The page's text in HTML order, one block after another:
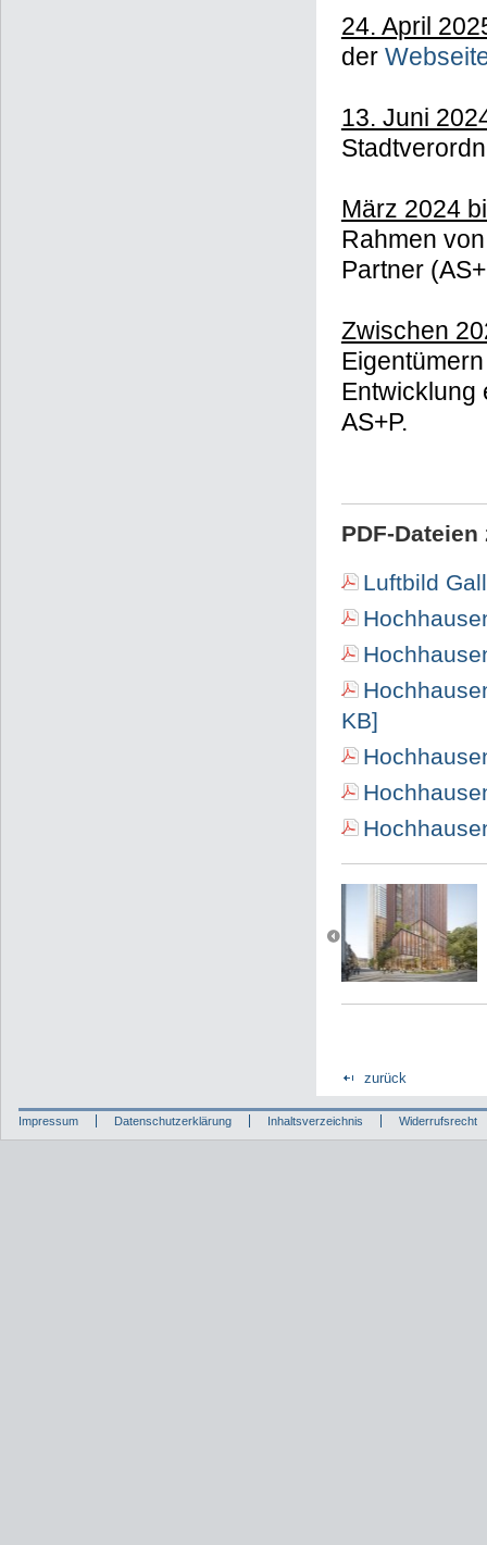
24. April
der
13. Juni
März 2024
Rahmen
Partner
Zwischen
Entwicklung
AS+P.
PDF-
Luftbild
KB]
zurück
Impressum Datenschutzerklärung Inhaltsverzeichnis Widerrufsrecht